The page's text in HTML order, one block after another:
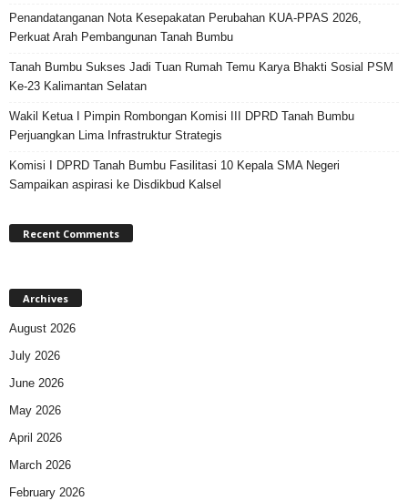
Penandatanganan Nota Kesepakatan Perubahan KUA-PPAS 2026,
Perkuat Arah Pembangunan Tanah Bumbu
Tanah Bumbu Sukses Jadi Tuan Rumah Temu Karya Bhakti Sosial PSM
Ke-23 Kalimantan Selatan
Wakil Ketua I Pimpin Rombongan Komisi III DPRD Tanah Bumbu
Perjuangkan Lima Infrastruktur Strategis
Komisi I DPRD Tanah Bumbu Fasilitasi 10 Kepala SMA Negeri
Sampaikan aspirasi ke Disdikbud Kalsel
Recent Comments
Archives
August 2026
July 2026
June 2026
May 2026
April 2026
March 2026
February 2026